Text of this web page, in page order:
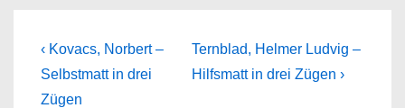
Beitragsnavigation
Previous
Post
is
‹ Kovacs, Norbert –
Selbstmatt in drei
Zügen
Next
Post
Ternblad, Helmer Ludvig –
Hilfsmatt in drei Zügen ›